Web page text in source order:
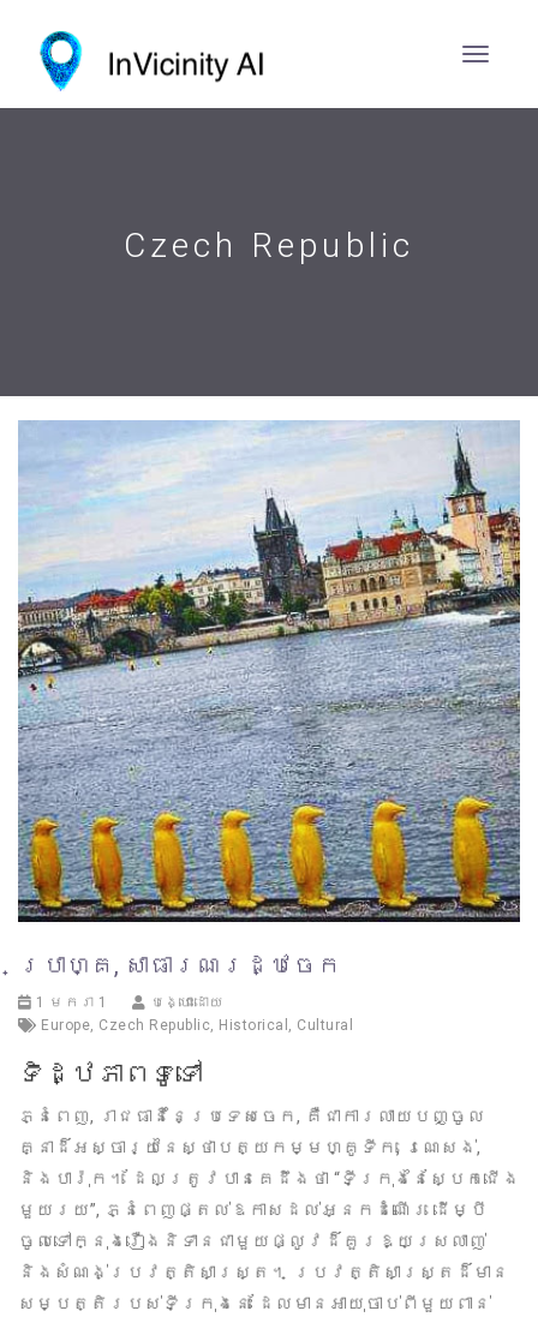
Czech Republic
ប្រាហ្គ, សាធារណរដ្ឋចេក
1 មករា 1
បង្ហោះដោយ
Europe, Czech Republic, Historical , Cultural
ទិដ្ឋភាពទូទៅ
ភ្នំពេញ, រាជធានីនៃប្រទេសចេក, គឺជាការលាយបញ្ចូល
គ្នាដ៏អស្ចារ្យនៃស្ថាបត្យកម្មហ្គូទីក, រេណេសង់,
និងបារ៉ុក។ ដែលត្រូវបានគេដឹងថា “ទីក្រុងនៃស្បែកជើង
មួយរយ”, ភ្នំពេញផ្តល់ឱកាសដល់អ្នកដំណើរ ដើម្បី
ចូលទៅក្នុងរឿងនិទានជាមួយផ្លូវដ៏គួរឱ្យស្រលាញ់
និងសំណង់ប្រវត្តិសាស្ត្រ។ ប្រវត្តិសាស្ត្រដ៏មាន
សម្បត្តិរបស់ទីក្រុងនេះ ដែលមានអាយុចាប់ពីមួយពាន់